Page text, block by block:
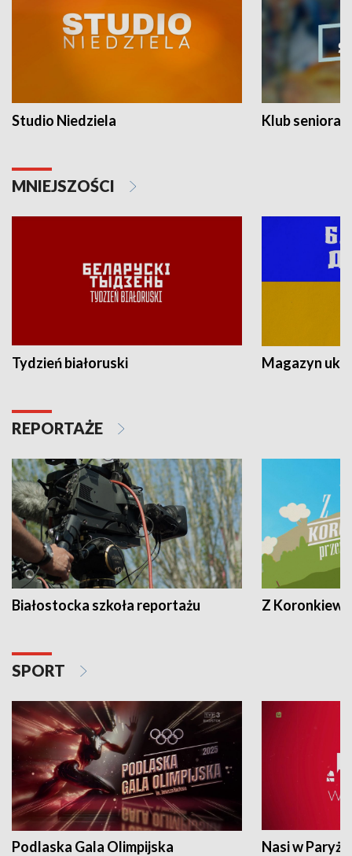
Studio Niedziela Klub seniora
MNIEJSZOŚCI
Tydzień białoruski Magazyn
REPORTAŻE
Białostocka szkoła reportażu Z
SPORT
Podlaska Gala Olimpijska Nasi w Paryżu